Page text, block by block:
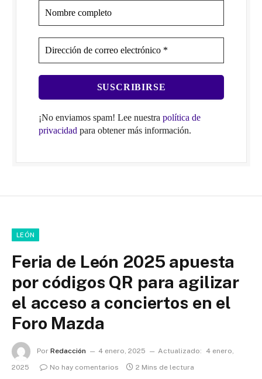
¡No enviamos spam! Lee nuestra política de
privacidad para obtener más información.
LEÓN
Feria de León 2025 apuesta
por códigos QR para agilizar
el acceso a conciertos en el
Foro Mazda
Por Redacción 4 enero, 2025 Actualizado:
4 enero,
2025
No hay comentarios 2 Mins de lectura